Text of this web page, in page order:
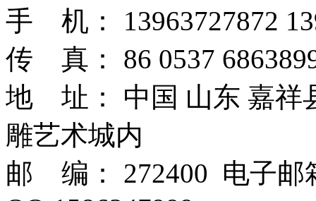
手 机： 13963727872
传 真： 86 0537
地 址： 中国 山东 嘉祥
雕艺术城内
邮 编： 272400 电子邮